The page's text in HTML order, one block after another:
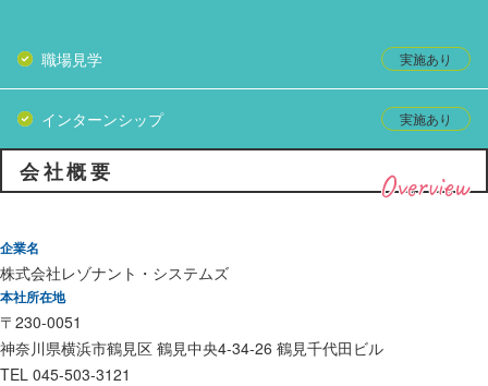
職場見学
インターンシップ
Overview
会社概要
企業名
株式会社レゾナント・システムズ
本社所在地
〒230-0051
神奈川県横浜市鶴見区 鶴見中央4-34-26 鶴見千代田ビル
TEL 045-503-3121